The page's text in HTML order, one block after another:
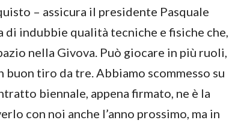
– assicura il presidente Pasquale
di indubbie qualità tecniche e fisiche che,
nella Givova. Può giocare in più ruoli,
buon tiro da tre. Abbiamo scommesso su
biennale, appena firmato, ne è la
con noi anche l’anno prossimo, ma in